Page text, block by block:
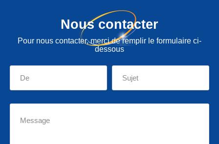
Nous contacter
Pour nous contacter, merci de remplir le formulaire ci-
dessous